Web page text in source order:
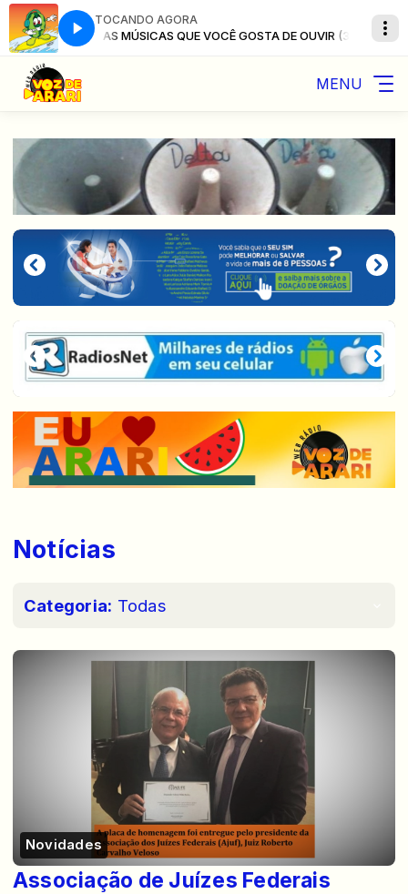
TOCANDO AGORA
(3) AS MÚSICAS QUE VOCÊ GOSTA DE OUVIR (3)
MENU
Notícias
Categoria: Todas
Novidades
Associação de Juízes Federais